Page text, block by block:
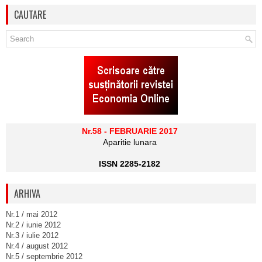
CAUTARE
Nr.58 - FEBRUARIE 2017
Aparitie lunara
ISSN 2285-2182
ARHIVA
Nr.1 / mai 2012
Nr.2 / iunie 2012
Nr.3 / iulie 2012
Nr.4 / august 2012
Nr.5 / septembrie 2012